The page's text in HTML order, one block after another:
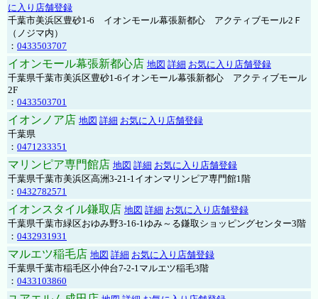
に入り店舗登録
千葉市美浜区豊砂1-6 イオンモール幕張新都心 アクティブモール2Ｆ
（ノジマ内）
： 0433503707
イオンモール幕張新都心店 地図 詳細 お気に入り店舗登録
千葉県千葉市美浜区豊砂1-6イオンモール幕張新都心 アクティブモール
2F
： 0433503701
イオンノア店 地図 詳細 お気に入り店舗登録
千葉県
： 0471233351
マリンピア専門館店 地図 詳細 お気に入り店舗登録
千葉県千葉市美浜区高洲3-21-1イオンマリンピア専門館1階
： 0432782571
イオンスタイル鎌取店 地図 詳細 お気に入り店舗登録
千葉県千葉市緑区おゆみ野3-16-1ゆみ～る鎌取ショッピングセンター3階
： 0432931931
マルエツ稲毛店 地図 詳細 お気に入り店舗登録
千葉県千葉市稲毛区小仲台7-2-1マルエツ稲毛3階
： 0433103860